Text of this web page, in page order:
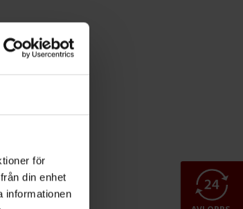
för
din enhet
informationen
4 5 6